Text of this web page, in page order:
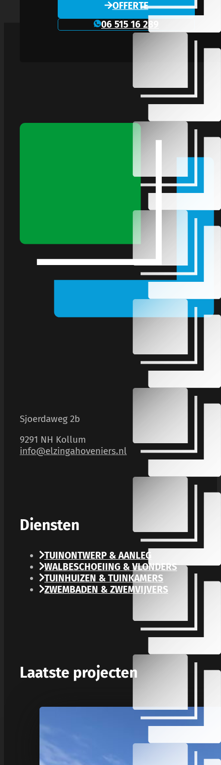
OFFERTE
06 515 16 289
Sjoerdaweg 2b
9291 NH Kollum
info@elzingahoveniers.nl
Diensten
TUINONTWERP & AANLEG
WALBESCHOEIING & VLONDERS
TUINHUIZEN & TUINKAMERS
ZWEMBADEN & ZWEMVIJVERS
Laatste projecten